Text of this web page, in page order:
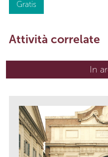
Gratis
Attività correlate
In